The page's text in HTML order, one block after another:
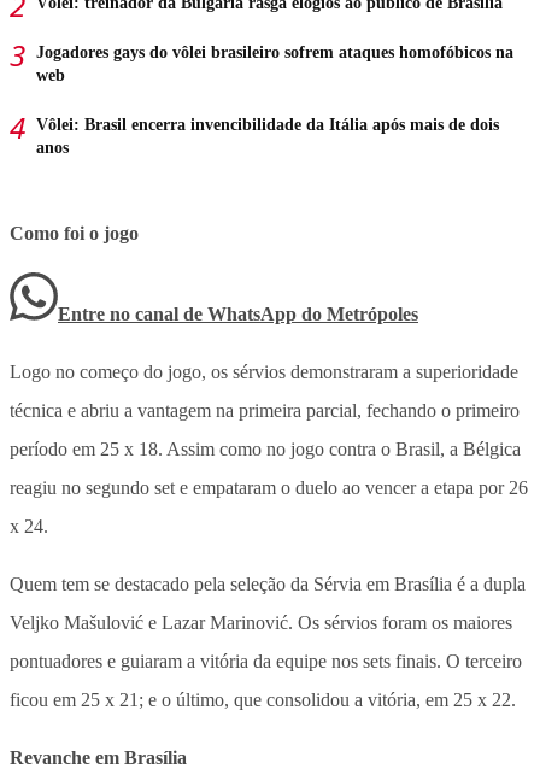
Jogadores gays do vôlei brasileiro sofrem ataques homofóbicos na
web
Vôlei: Brasil encerra invencibilidade da Itália após mais de dois
anos
Como foi o jogo
Entre no canal de WhatsApp do Metrópoles
Logo no começo do jogo, os sérvios demonstraram a superioridade
técnica e abriu a vantagem na primeira parcial, fechando o primeiro
período em 25 x 18. Assim como no jogo contra o Brasil, a Bélgica
reagiu no segundo set e empataram o duelo ao vencer a etapa por 26
x 24.
Quem tem se destacado pela seleção da Sérvia em Brasília é a dupla
Veljko Mašulović e Lazar Marinović. Os sérvios foram os maiores
pontuadores e guiaram a vitória da equipe nos sets finais. O terceiro
ficou em 25 x 21; e o último, que consolidou a vitória, em 25 x 22.
Revanche em Brasília